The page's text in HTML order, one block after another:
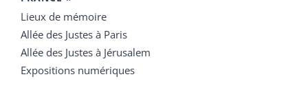
Lieux de mémoire
Allée des Justes à Paris
Allée des Justes à Jérusalem
Expositions numériques